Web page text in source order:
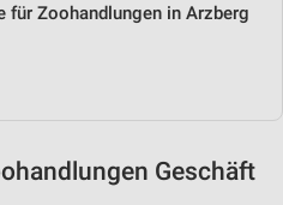
für Zoohandlungen in Arzberg
Geschäft